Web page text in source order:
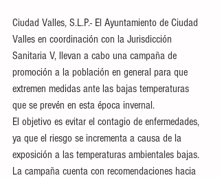
Ciudad Valles, S.L.P.- El Ayuntamiento de Ciudad
Valles en coordinación con la Jurisdicción
Sanitaria V, llevan a cabo una campaña de
promoción a la población en general para que
extremen medidas ante las bajas temperaturas
que se prevén en esta época invernal.
El objetivo es evitar el contagio de enfermedades,
ya que el riesgo se incrementa a causa de la
exposición a las temperaturas ambientales bajas.
La campaña cuenta con recomendaciones hacia